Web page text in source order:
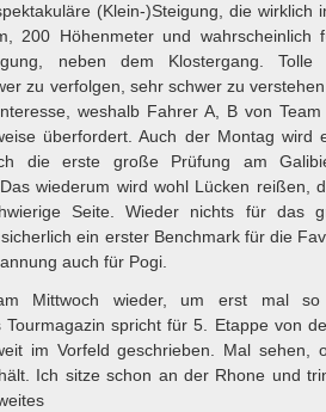
(Klein-)Steigung, die wirklich
200 Höhenmeter und wahrscheinlich
neben dem Klostergang. Tolle
zu verfolgen, sehr schwer zu
weshalb Fahrer A, B von
überfordert. Auch der Montag wird
die erste große Prüfung am
wiederum wird wohl Lücken reißen,
Seite. Wieder nichts für das
ein erster Benchmark für die
auch für Pogi.
Mittwoch wieder, um erst mal so
Tourmagazin spricht für 5. Etappe von
im Vorfeld geschrieben. Mal sehen,
Ich sitze schon an der Rhone und